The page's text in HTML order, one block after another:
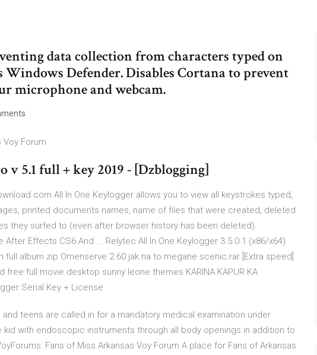
data collection from characters typed on
Windows Defender. Disables Cortana to prevent
microphone and webcam.
Voy Forum
v 5.1 full + key 2019 - [Dzblogging]
All In One Keylogger allows you to view all keystrokes typed,
printed documents names, name of files that were created, deleted
they surfed to (even after browser history has been deleted).
After Effects CS6 And ... Relytec All In One Keylogger 3.5.0.1 (x86/x64)
full album zip Omenserve 2.60 jak na to megane scenic.rar [Extra speed]
free full movie desktop sunny leone themes KARINA KAPUR KA
Serial Key + License
teens are called in for a mandatory medical examination under
with endoscopic instruments through all body openings in addition to
Fans of Miss Arkansas Voy Forum A place for Fans of Arkansas